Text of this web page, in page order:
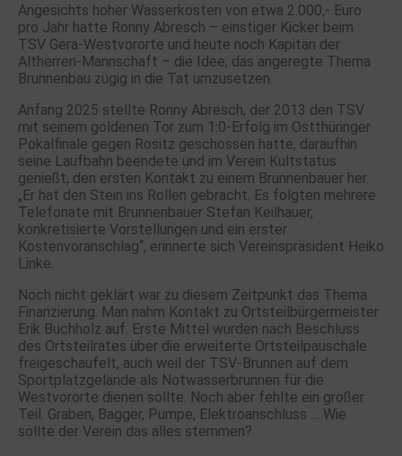
Angesichts hoher Wasserkosten von etwa 2.000,- Euro
pro Jahr hatte Ronny Abresch – einstiger Kicker beim
TSV Gera-Westvororte und heute noch Kapitän der
Altherren-Mannschaft – die Idee, das angeregte Thema
Brunnenbau zügig in die Tat umzusetzen.
Anfang 2025 stellte Ronny Abresch, der 2013 den TSV
mit seinem goldenen Tor zum 1:0-Erfolg im Ostthüringer
Pokalfinale gegen Rositz geschossen hatte, daraufhin
seine Laufbahn beendete und im Verein Kultstatus
genießt, den ersten Kontakt zu einem Brunnenbauer her.
„Er hat den Stein ins Rollen gebracht. Es folgten mehrere
Telefonate mit Brunnenbauer Stefan Keilhauer,
konkretisierte Vorstellungen und ein erster
Kostenvoranschlag“, erinnerte sich Vereinspräsident Heiko
Linke.
Noch nicht geklärt war zu diesem Zeitpunkt das Thema
Finanzierung. Man nahm Kontakt zu Ortsteilbürgermeister
Erik Buchholz auf. Erste Mittel wurden nach Beschluss
des Ortsteilrates über die erweiterte Ortsteilpauschale
freigeschaufelt, auch weil der TSV-Brunnen auf dem
Sportplatzgelände als Notwasserbrunnen für die
Westvororte dienen sollte. Noch aber fehlte ein großer
Teil. Graben, Bagger, Pumpe, Elektroanschluss … Wie
sollte der Verein das alles stemmen?